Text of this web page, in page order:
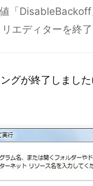
「DisableBackoff
エディターを終
グが終了しました